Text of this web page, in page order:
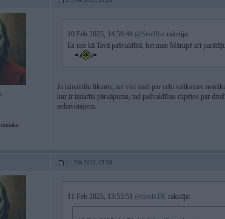
10 Feb 2025, 14:59:44 @SteelRat rakstīja:
Es nez kā Tavā pašvaldībā, bet man Mārupē arī
...
Ja izmainītu likumu, un visi sodi par ceļu satiksmes
kur ir izdarīts pārkāpums, tad pašvaldības rūpētos par
iedzīvotājiem.
11. Feb 2025, 13:58
11 Feb 2025, 13:55:51 @davisTK rakstīja: